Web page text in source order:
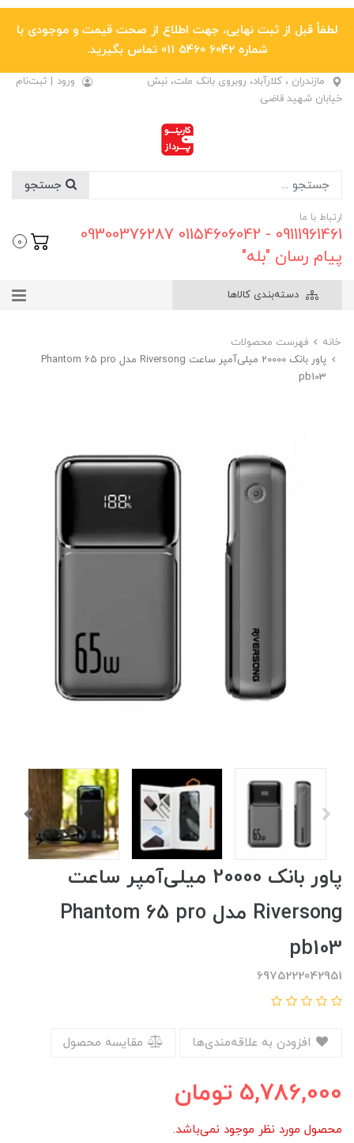
لطفاً قبل از ثبت نهایی، جهت اطلاع از صحت قیمت و موجودی با
شماره 6042 5460 011 تماس بگیرید.
مازندران ، کلارآباد، روبروی بانک ملت، نبش
خیابان شهید قاضی
ورود | ثبت‌نام
ارتباط با ما
09111961461 - 01154606042 09300376287
پیام رسان "بله"
0
دسته‌بندی کالاها
خانه
فهرست محصولات
پاور بانک 20000 میلی‌آمپر ساعت Riversong مدل Phantom 65 pro
pb103
پاور بانک 20000 میلی‌آمپر ساعت
Riversong مدل Phantom 65 pro
pb103
6975222042951
مقایسه محصول
5,786,000 تومان
محصول مورد نظر موجود نمی‌باشد.